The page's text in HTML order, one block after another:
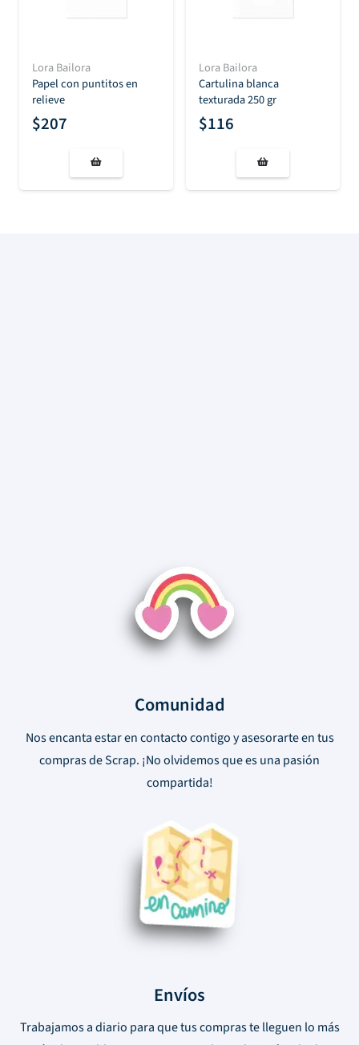
Lora Bailora
Papel con puntitos en
relieve
$207
Lora Bailora
Cartulina blanca
texturada 250 gr
$116
Comunidad
Nos encanta estar en contacto contigo y asesorarte en tus
compras de Scrap. ¡No olvidemos que es una pasión
compartida!
Envíos
Trabajamos a diario para que tus compras te lleguen lo más